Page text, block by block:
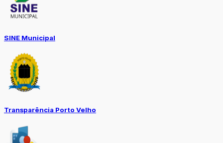
SINE Municipal
Transparência Porto Velho